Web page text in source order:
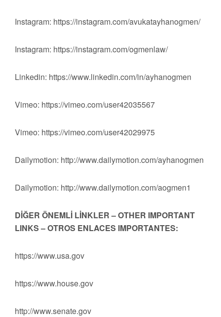
Instagram: https://instagram.com/avukatayhanogmen/
Instagram: https://instagram.com/ogmenlaw/
Linkedin: https://www.linkedin.com/in/ayhanogmen
Vimeo: https://vimeo.com/user42035567
Vimeo: https://vimeo.com/user42029975
Dailymotion: http://www.dailymotion.com/ayhanogmen
Dailymotion: http://www.dailymotion.com/aogmen1
DİĞER ÖNEMLİ LİNKLER – OTHER IMPORTANT
LINKS – OTROS ENLACES IMPORTANTES:
https://www.usa.gov
https://www.house.gov
http://www.senate.gov